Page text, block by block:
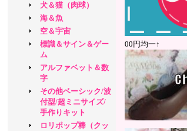
犬＆猫（肉球）
海＆魚
空＆宇宙
標識＆サイン＆ゲー
ム
アルファベット＆数
字
その他ベーシック/波
付型/超ミニサイズ/
手作りキット
ロリポップ棒（クッ
00円均一↑